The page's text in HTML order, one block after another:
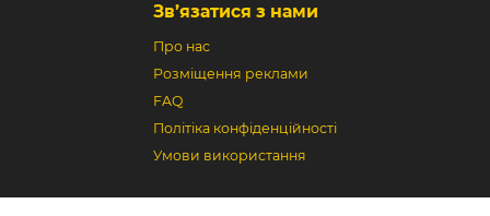
Зв’язатися з нами
Про нас
Розміщення реклами
FAQ
Політіка конфіденційності
Умови використання